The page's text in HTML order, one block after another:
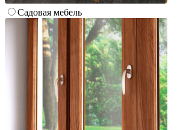
Cадовая мебель